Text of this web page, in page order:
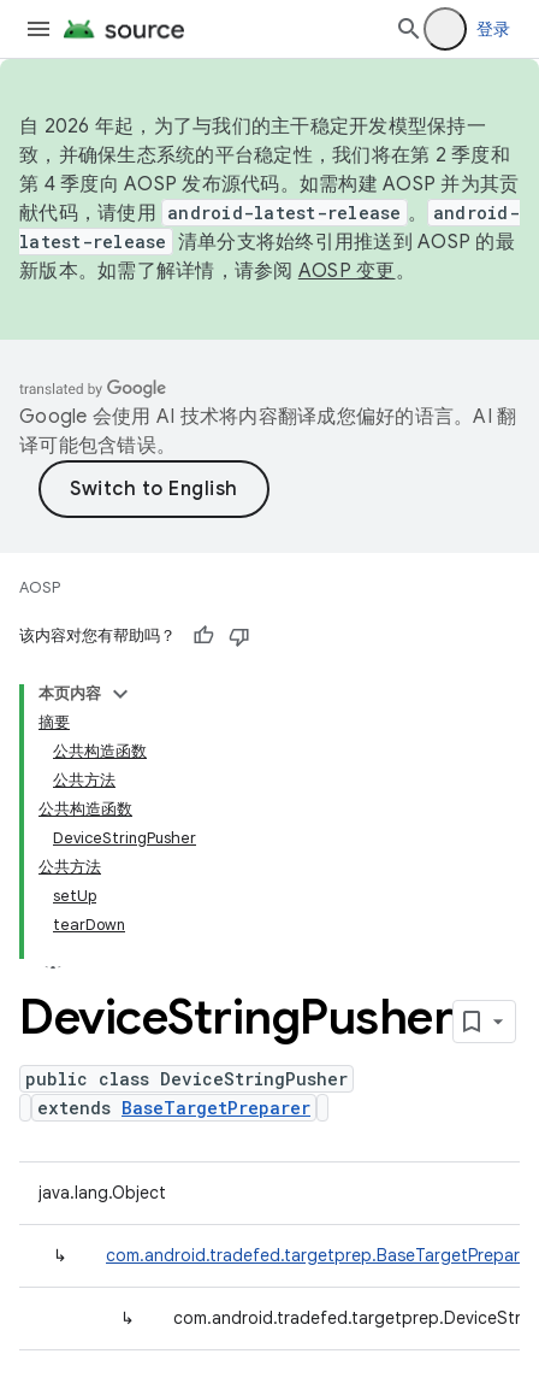
登录
自 2026 年起，为了与我们的主干稳定开发模型保持一
致，并确保生态系统的平台稳定性，我们将在第 2 季度和
第 4 季度向 AOSP 发布源代码。如需构建 AOSP 并为其贡
献代码，请使用 android-latest-release 。
android-
latest-release 清单分支将始终引用推送到 AOSP 的最
新版本。如需了解详情，请参阅 AOSP 变更。
Google 会使用 AI 技术将内容翻译成您偏好的语言。AI 翻
译可能包含错误。
AOSP
该内容对您有帮助吗？
本页内容
摘要
公共构造函数
公共方法
公共构造函数
DeviceStringPusher
公共方法
setUp
tearDown
DeviceStringPusher
public class DeviceStringPusher
extends BaseTargetPreparer
java.lang.Object
↳ com.android.tradefed.targetprep.BaseTargetPreparer
↳